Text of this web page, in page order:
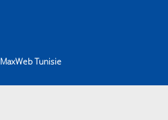
MaxWeb Tunisie